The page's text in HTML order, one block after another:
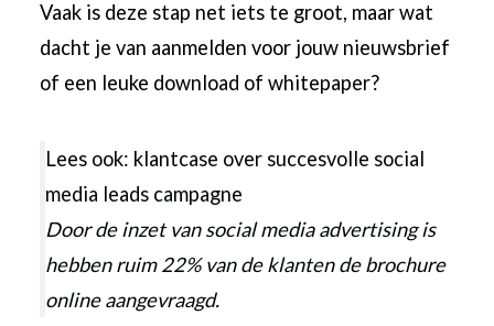
Vaak is deze stap net iets te groot, maar wat
dacht je van aanmelden voor jouw nieuwsbrief
of een leuke download of whitepaper?
Lees ook: klantcase over succesvolle social
media leads campagne
Door de inzet van social media advertising is
hebben ruim 22% van de klanten de brochure
online aangevraagd.